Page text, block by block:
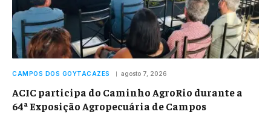
CAMPOS DOS GOYTACAZES agosto 7, 2026
ACIC participa do Caminho AgroRio durante a
64ª Exposição Agropecuária de Campos